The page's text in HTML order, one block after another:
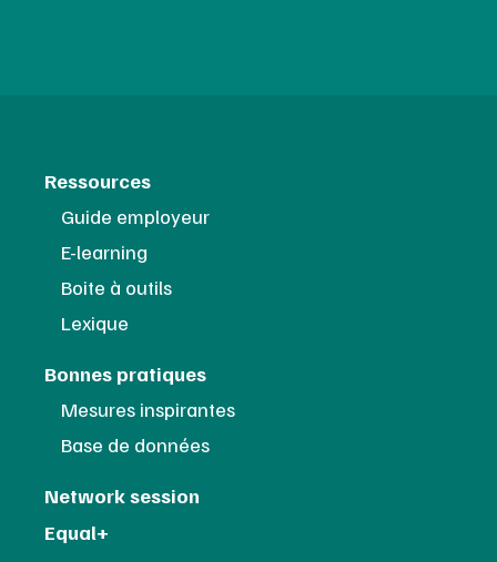
Ressources
Guide employeur
E-learning
Boite à outils
Lexique
Bonnes pratiques
Mesures inspirantes
Base de données
Network session
Equal+